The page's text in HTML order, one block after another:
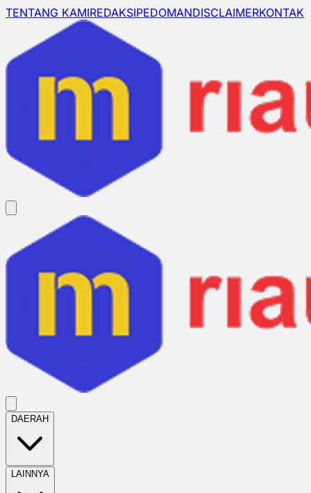
TENTANG KAMIREDAKSIPEDOMANDISCLAIMERKONTAK
DAERAH
LAINNYA